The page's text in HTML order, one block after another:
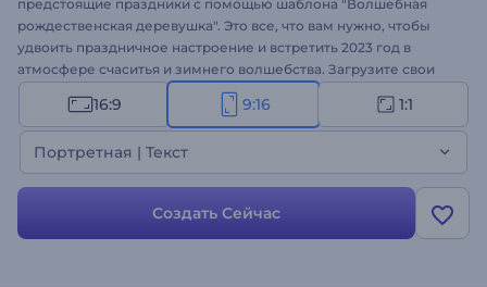
предстоящие праздники с помощью шаблона "Волшебная
рождественская деревушка". Это все, что вам нужно, чтобы
удвоить праздничное настроение и встретить 2023 год в
атмосфере счаситья и зимнего волшебства. Загрузите свои
медиафайлы, введите текст поздравления и подождите
несколько минут, чтобы получить профессиональную
видеоанимацию. Шаблон идеально подходит для оформления
праздничных интро, видеооткрыток, приглашений на ужин,
рождественских рекламных роликов и многого другого.
16:9 9:16 1:1
Портретная | Текст
Создать Сейчас